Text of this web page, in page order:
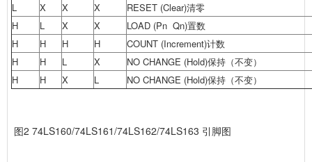
L
X X X
RESET (Clear)清零
H
L X X
LOAD (Pn Qn)置数
H
H H H
COUNT (Increment)计数
H
H L X
NO CHANGE (Hold)保持（不变）
H
H X L NO CHANGE (Hold)保持（不变）
图2 74LS160/74LS161/74LS162/74LS163 引脚图